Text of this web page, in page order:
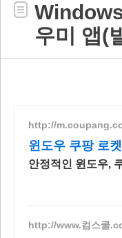
우미 앱(
http://
윈도우 쿠팡 로
안정적인 윈도우,
http://www.컴스쿨